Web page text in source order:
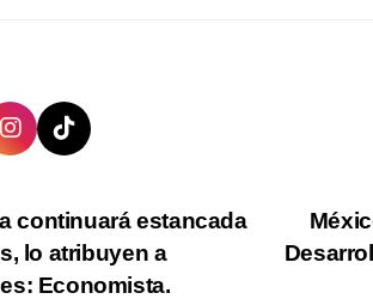
continuará estancada
lo atribuyen a
Economista.